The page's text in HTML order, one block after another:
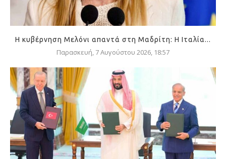
Η κυβέρνηση Μελόνι απαντά στη Μαδρίτη: Η Ιταλία...
Παρασκευή, 7 Αυγούστου 2026, 18:57